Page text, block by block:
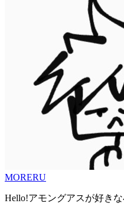
MORERU
Hello!アモングアスが好き